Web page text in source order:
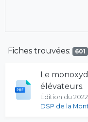
Fiches trouvées: 601
Le
élévateurs.
Édition du
DSP de la